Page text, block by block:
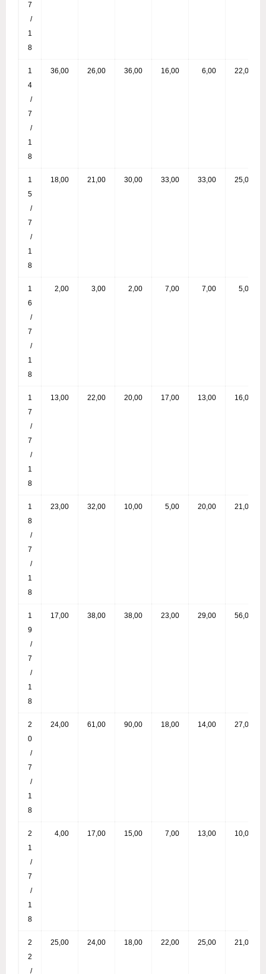
7
/
1
8
1
4
/
7
/
1
8
36,00 26,00 36,00 16,00 6,00 22,00
1
5
/
7
/
1
8
18,00 21,00 30,00 33,00 33,00 25,00
1
6
/
7
/
1
8
2,00 3,00 2,00 7,00 7,00 5,00
1
7
/
7
/
1
8
13,00 22,00 20,00 17,00 13,00 16,00
1
8
/
7
/
1
8
23,00 32,00 10,00 5,00 20,00 21,00
1
9
/
7
/
1
8
17,00 38,00 38,00 23,00 29,00 56,00
2
0
/
7
/
1
8
24,00 61,00 90,00 18,00 14,00 27,00
2
1
/
7
/
1
8
4,00 17,00 15,00 7,00 13,00 10,00
2
2
/
25,00 24,00 18,00 22,00 25,00 21,00